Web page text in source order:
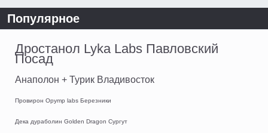
Популярное
Дростанол Lyka Labs Павловский
Посад
Анаполон + Турик Владивосток
Провирон Opymp labs Березники
Дека дураболин Golden Dragon Сургут